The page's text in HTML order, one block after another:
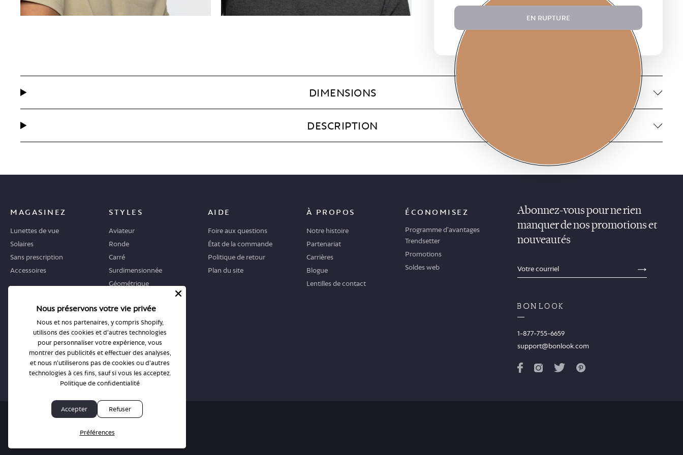
EN RUPTURE
$49.00
DIMENSIONS
DESCRIPTION
MAGASINEZ
Lunettes de vue
Solaires
Sans prescription
Accessoires
STYLES
Aviateur
Ronde
Carré
Surdimensionnée
Géométrique
AIDE
Foire aux questions
État de la commande
Politique de retour
Plan du site
À PROPOS
Notre histoire
Partenariat
Carrières
Blogue
Lentilles de contact
ÉCONOMISEZ
Programme d'avantages
Trendsetter
Promotions
Soldes web
OÙ COMMENCER
Retours et échanges
BOUTIQUES
Toutes les boutiques
Prendre rendez-vous
Abonnez-vous pour ne rien
manquer de nos promotions et
nouveautés
sections.footer.email_field_ada_label
1-877-755-6659
support@bonlook.com
© BonLook 2026, exploité par BonLook Optique et BonLook BC.
Nous préservons votre vie privée
Nous et nos partenaires, y compris Shopify,
utilisons des cookies et d'autres technologies
pour personnaliser votre expérience, vous
montrer des publicités et effectuer des analyses,
et nous n'utiliserons pas de cookies ou d'autres
technologies à ces fins, sauf si vous les acceptez.
Politique de confidentialité
Accepter Refuser
Préférences